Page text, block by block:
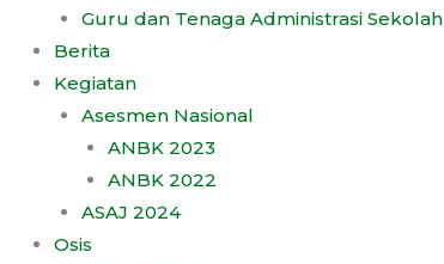
Guru dan Tenaga Administrasi Sekolah
Berita
Kegiatan
Asesmen Nasional
ANBK 2023
ANBK 2022
ASAJ 2024
Osis